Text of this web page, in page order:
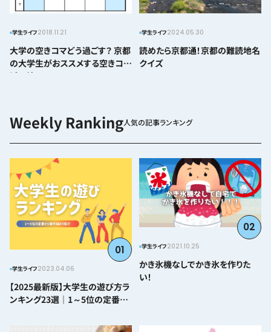
学生ライフ2018.11.21
大学の空きコマどう過ごす？ 京都
の大学生がおススメする空きコマ
活用法♪
学生ライフ2024.05.30
読めたら京都通！京都の難読地名
クイズ
人気の記事ランキング
01
学生ライフ2023.04.06
【2025最新版】大学生の遊び方ラ
ンキング23選｜1～5位の定番か
02
学生ライフ2021.10.25
かき氷機なしでかき氷を作りた
い！